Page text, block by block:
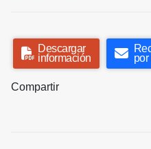
Descargar
información
Compartir